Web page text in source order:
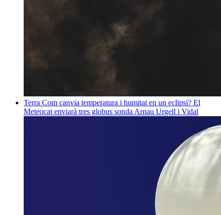
Terra Com canvia temperatura i humitat en un eclipsi? El
Meteocat enviarà tres globus sonda Arnau Urgell i Vidal